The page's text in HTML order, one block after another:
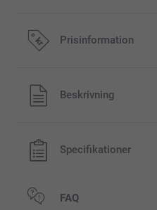
Prisinformation
Alla priser är i svenska
exklusive porto.
Beskrivning
Specifikationer
FAQ